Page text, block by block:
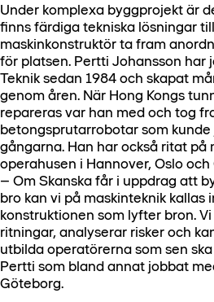
Under komplexa byggprojekt är
finns färdiga tekniska lösningar
maskinkonstruktör ta fram
för platsen. Pertti Johansson har
Teknik sedan 1984 och skapat
genom åren. När Hong Kongs
repareras var han med och tog
betongsprutarrobotar som
gångarna. Han har också ritat på
operahusen i Hannover, Oslo
– Om Skanska får i uppdrag att
bro kan vi på maskinteknik kallas
konstruktionen som lyfter bron.
ritningar, analyserar risker och
utbilda operatörerna som sen
Pertti som bland annat jobbat
Göteborg.